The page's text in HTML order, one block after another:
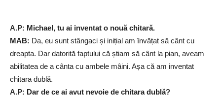
A.P: Michael, tu ai inventat o nouă chitară.
MAB: Da, eu sunt stângaci și inițial am învățat să cânt cu
dreapta. Dar datorită faptului că știam să cânt la pian, aveam
abilitatea de a cânta cu ambele mâini. Așa că am inventat
chitara dublă.
A.P: Dar de ce ai avut nevoie de chitara dublă?